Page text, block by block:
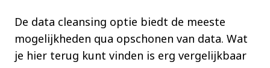
De data cleansing optie biedt de meeste
mogelijkheden qua opschonen van data. Wat
je hier terug kunt vinden is erg vergelijkbaar